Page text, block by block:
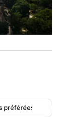
préférées